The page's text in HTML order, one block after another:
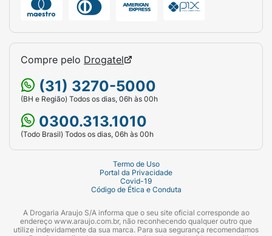
Compre pelo Drogatel
(31) 3270-5000
(BH e Região) Todos os dias, 06h às 00h
0300.313.1010
(Todo Brasil) Todos os dias, 06h às 00h
Termo de Uso
Portal da Privacidade
Covid-19
Código de Ética e Conduta
A Drogaria Araujo S/A informa que o seu site oficial corresponde ao
endereço www.araujo.com.br, não reconhecendo qualquer outro que
utilize indevidamente da sua marca. Para sua segurança recomendamos